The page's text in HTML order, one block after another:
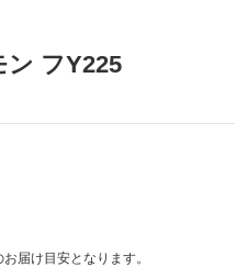
ン フY225
お届け目安となります。